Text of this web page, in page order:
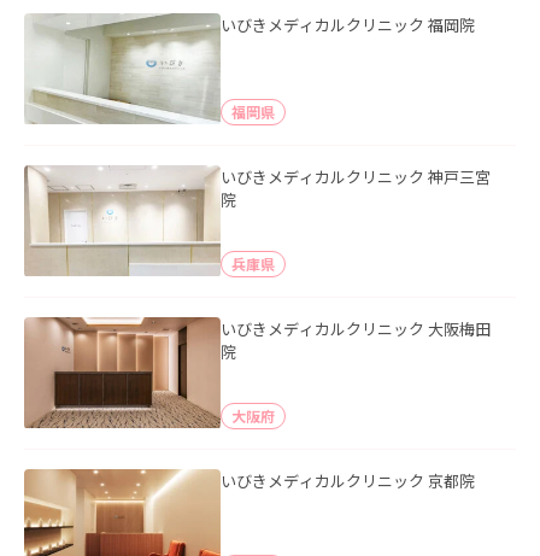
いびきメディカルクリニック 福岡院
福岡県
いびきメディカルクリニック 神戸三宮
院
兵庫県
いびきメディカルクリニック 大阪梅田
院
大阪府
いびきメディカルクリニック 京都院